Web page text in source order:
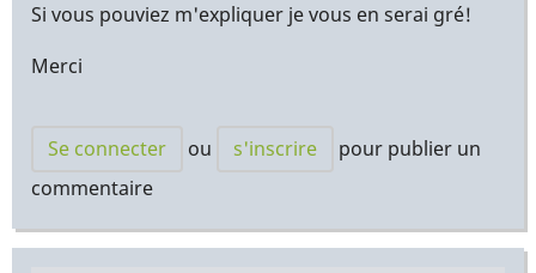
Si vous pouviez m'expliquer je vous en serai gré!
Merci
Se connecter ou s'inscrire
pour publier un
commentaire